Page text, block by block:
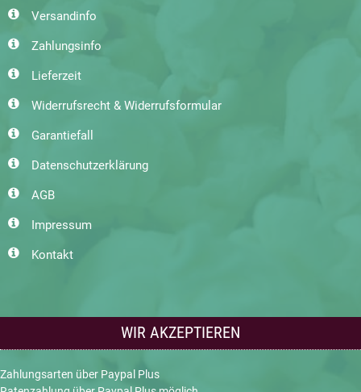
Versandinfo
Zahlungsinfo
Lieferzeit
Widerrufsrecht & Widerrufsformular
Garantiefall
Datenschutzerklärung
AGB
Impressum
Kontakt
WIR AKZEPTIEREN
Zahlungsarten über Paypal Plus